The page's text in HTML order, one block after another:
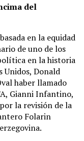
del
en la equidad
de uno de los
en la historia
Unidos, Donald
haber llamado
Gianni Infantino,
la revisión de la
Folarin